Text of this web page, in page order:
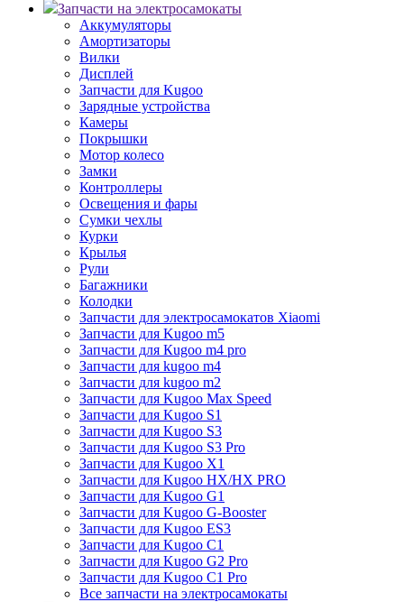
Запчасти на электросамокаты
Аккумуляторы
Амортизаторы
Вилки
Дисплей
Запчасти для Kugoo
Зарядные устройства
Камеры
Покрышки
Мотор колесо
Замки
Контроллеры
Освещения и фары
Сумки чехлы
Курки
Крылья
Рули
Багажники
Колодки
Запчасти для электросамокатов Xiaomi
Запчасти для Kugoo m5
Запчасти для Кugoo m4 pro
Запчасти для kugoo m4
Запчасти для kugoo m2
Запчасти для Kugoo Max Speed
Запчасти для Kugoo S1
Запчасти для Kugoo S3
Запчасти для Kugoo S3 Pro
Запчасти для Kugoo X1
Запчасти для Kugoo HX/HX PRO
Запчасти для Kugoo G1
Запчасти для Kugoo G-Booster
Запчасти для Kugoo ES3
Запчасти для Kugoo C1
Запчасти для Kugoo G2 Pro
Запчасти для Kugoo C1 Pro
Все запчасти на электросамокаты